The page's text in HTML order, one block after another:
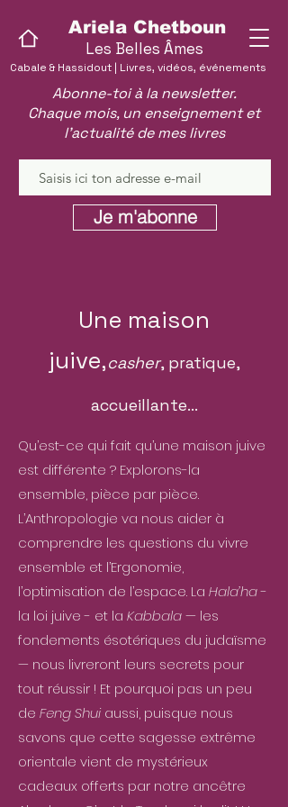
Cabale & Hassidout | Livres, vidéos, événements
Ariela Chetboun
Les Belles Âmes
Abonne-toi à la newsletter.
Chaque mois, un enseignement et
l'actualité de mes livres
Je m'abonne
Une maison
juive,casher, pratique,
accueillante...
Qu’est-ce qui fait qu’une maison juive
est différente ? Explorons-la
ensemble, pièce par pièce.
L’Anthropologie va nous aider à
comprendre les questions du vivre
ensemble et l’Ergonomie,
l’optimisation de l’espace. La Hala’ha-
la loi juive - et la Kabbala— les
fondements ésotériques du judaïsme
— nous livreront leurs secrets pour
tout réussir ! Et pourquoi pas un peu
de Feng Shuiaussi, puisque nous
savons que cette sagesse extrême
orientale vient de mystérieux
cadeaux offerts par notre ancêtre